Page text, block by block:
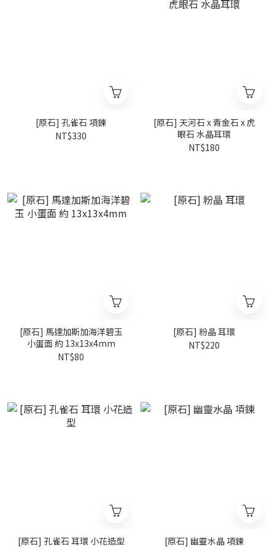
[原石] 孔雀石 項鍊
NT$330
[原石] 天河石 x 青金石 x 虎
眼石 水晶耳環
NT$180
[原石] 馬達加斯加海洋碧玉
小蛋面 約 13x13x4mm
NT$80
[原石] 粉晶 耳環
NT$220
[原石] 孔雀石 耳環 小花造型
[原石] 幽靈水晶 項鍊